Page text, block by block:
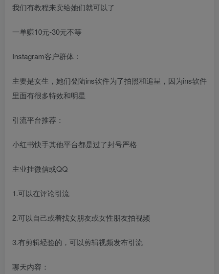
我们有教程来卖给她们就可以了
一单赚10元-30元不等
Instagram客户群体：
主要是女生，她们登陆ins软件为了拍照和追星，因为ins软件
里面有很多特效和明星
引流平台推荐：
小红书快手其他平台都是过了封号严格
主业挂微信或QQ
1.可以在评论引流
2.可以自己或着找女朋友或女性朋友拍视频
3.有剪辑经验的，可以剪辑视频发布引流
聊天内容：